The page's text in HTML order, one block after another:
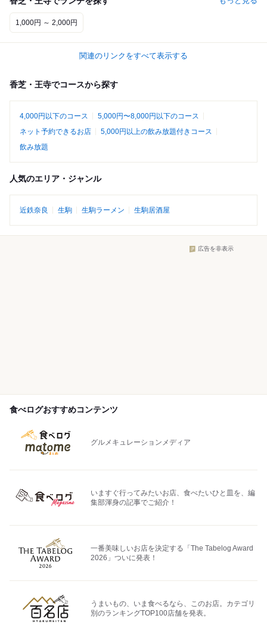
1,000円 ～ 2,000円
関連のリンクをすべて表示する
香芝・王寺でコースから探す
4,000円以下のコース
5,000円〜8,000円以下のコース
ネット予約できるお店
5,000円以上の飲み放題付きコース
飲み放題
人気のエリア・ジャンル
近鉄奈良 生駒 生駒ラーメン 生駒居酒屋
広告を非表示
食べログおすすめコンテンツ
グルメキュレーションメディア
いますぐ行ってみたいお店、食べたいひと皿を、編
集部渾身の記事でご紹介！
一番美味しいお店を決定する「The Tabelog Award
2026」ついに発表！
うまいもの、いま食べるなら、このお店。カテゴリ
別のランキングTOP100店舗を発表。